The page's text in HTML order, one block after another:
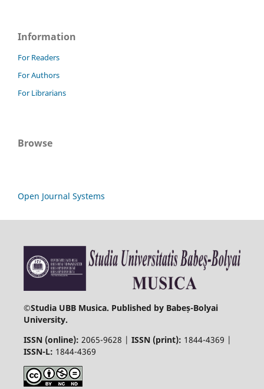
Information
For Readers
For Authors
For Librarians
Browse
Open Journal Systems
©Studia UBB Musica. Published by Babeș-Bolyai
University.
ISSN (online): 2065-9628 | ISSN (print): 1844-4369 |
ISSN-L: 1844-4369